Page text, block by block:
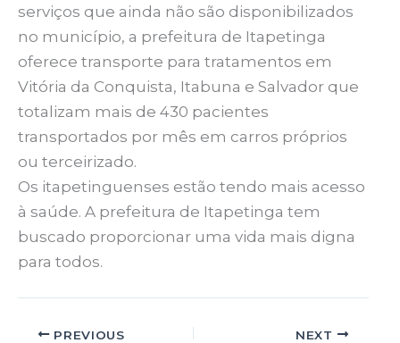
serviços que ainda não são disponibilizados
no município, a prefeitura de Itapetinga
oferece transporte para tratamentos em
Vitória da Conquista, Itabuna e Salvador que
totalizam mais de 430 pacientes
transportados por mês em carros próprios
ou terceirizado.
Os itapetinguenses estão tendo mais acesso
à saúde. A prefeitura de Itapetinga tem
buscado proporcionar uma vida mais digna
para todos.
PREVIOUS NEXT